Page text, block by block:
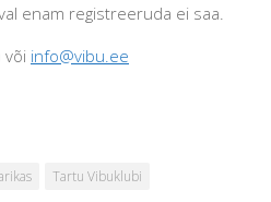
enam registreeruda ei saa.
või info@vibu.ee
Tartu Vibuklubi